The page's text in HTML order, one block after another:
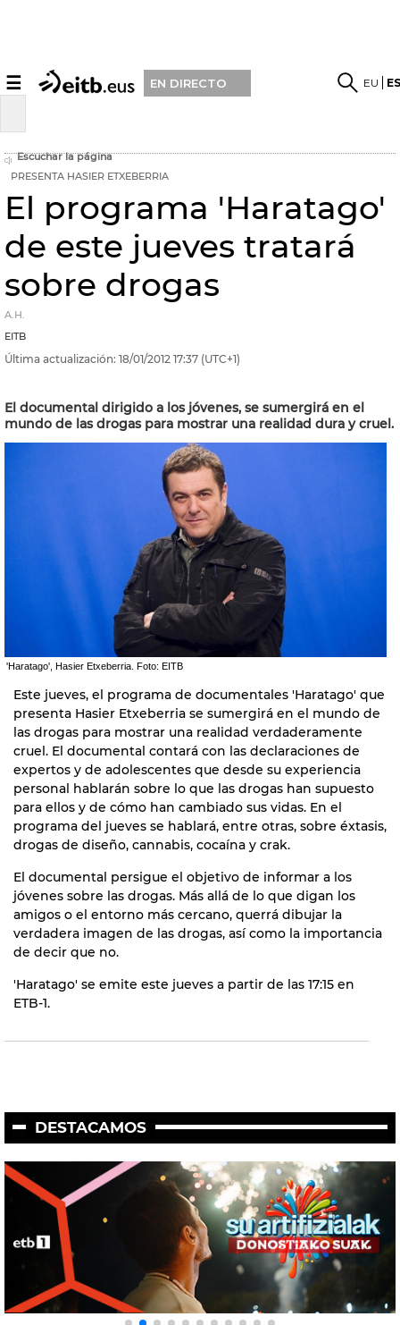
☰ EN DIRECTO EU
Escuchar la página
PRESENTA HASIER ETXEBERRIA
El programa 'Haratago'
de este jueves tratará
sobre drogas
A.H.
EITB
Última actualización: 18/01/2012 17:37 (UTC+1)
El documental dirigido a los jóvenes, se sumergirá en el
mundo de las drogas para mostrar una realidad dura y cruel.
'Haratago', Hasier Etxeberria. Foto: EITB
Este jueves, el programa de documentales 'Haratago' que
presenta Hasier Etxeberria se sumergirá en el mundo de
las drogas para mostrar una realidad verdaderamente
cruel. El documental contará con las declaraciones de
expertos y de adolescentes que desde su experiencia
personal hablarán sobre lo que las drogas han supuesto
para ellos y de cómo han cambiado sus vidas. En el
programa del jueves se hablará, entre otras, sobre éxtasis,
drogas de diseño, cannabis, cocaína y crak.
El documental persigue el objetivo de informar a los
jóvenes sobre las drogas. Más allá de lo que digan los
amigos o el entorno más cercano, querrá dibujar la
verdadera imagen de las drogas, así como la importancia
de decir que no.
'Haratago' se emite este jueves a partir de las 17:15 en
ETB-1.
DESTACAMOS